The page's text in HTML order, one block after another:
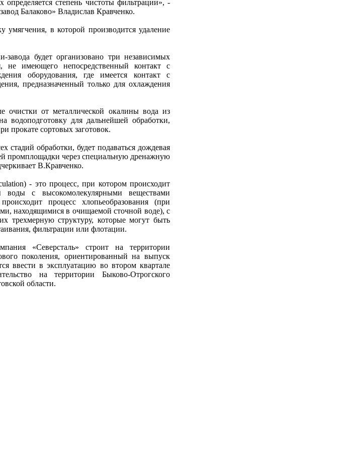
степень чистоты фильтрации», -
Балаково» Владислав Кравченко.
умягчения, в которой производится удаление
завода будет организовано три независимых
не имеющего непосредственный контакт с
оборудования, где имеется контакт с
предназначенный только для охлаждения
очистки от металлической окалины вода из
водоподготовку для дальнейшей обработки,
прокате сортовых заготовок.
стадий обработки, будет подаваться дождевая
промплощадки через специальную дренажную
В.Кравченко.
- это процесс, при котором происходит
воды с высокомолекулярными веществами
процесс хлопьеобразования (при
находящимися в очищаемой сточной воде), с
трехмерную структуру, которые могут быть
фильтрации или флотации.
«Северсталь» строит на территории
поколения, ориентированный на выпуск
ввести в эксплуатацию во втором квартале
на территории Быково-Отрогского
области.